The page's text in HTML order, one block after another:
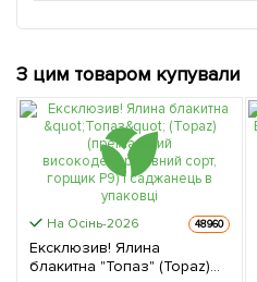
З цим товаром купували
На Осінь-2026 48960
Ексклюзив! Ялина
блакитна "Топаз" (Topaz)